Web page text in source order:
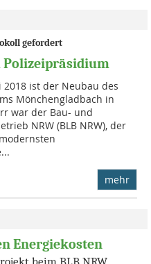
gefordert
Polizeipräsidium
2018 ist der Neubau des
Mönchengladbach in
war der Bau- und
NRW (BLB NRW), der
mehr
Energiekosten